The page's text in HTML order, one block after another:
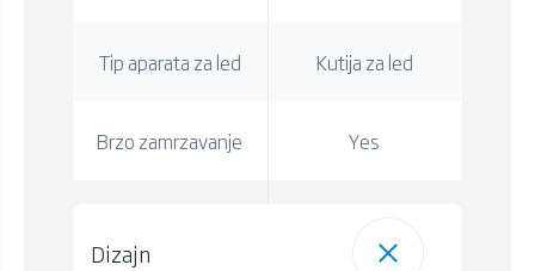
Tip aparata za led Kutija za led
Brzo zamrzavanje Yes
Dizajn